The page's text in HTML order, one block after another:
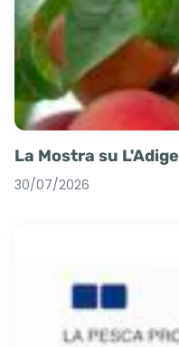
La Mostra su L'Adige
30/07/2026